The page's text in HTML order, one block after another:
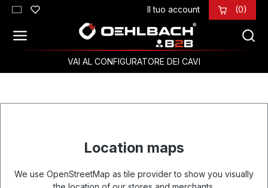
Passa al contenuto principale Il tuo account (0)
VAI AL CONFIGURATORE DEI CAVI
Location maps
We use OpenStreetMap as tile provider to show you visually